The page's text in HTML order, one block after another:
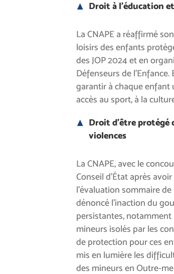
Droit à l’éducation
La CNAPE a réaffirmé
loisirs des enfants
des JOP 2024 et en
Défenseurs de
garantir à chaque enfant
accès au sport, à la
Droit d’être protégé
violences
La CNAPE, avec le
Conseil d’État après
l’évaluation sommaire de
dénoncé l’inaction du
persistantes, notamment
mineurs isolés par les
de protection pour ces
mis en lumière les
des mineurs en Outre-